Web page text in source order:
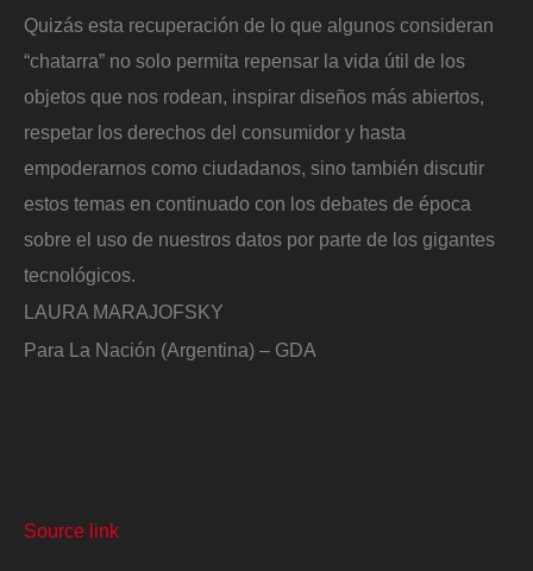
Quizás esta recuperación de lo que algunos consideran
“chatarra” no solo permita repensar la vida útil de los
objetos que nos rodean, inspirar diseños más abiertos,
respetar los derechos del consumidor y hasta
empoderarnos como ciudadanos, sino también discutir
estos temas en continuado con los debates de época
sobre el uso de nuestros datos por parte de los gigantes
tecnológicos.
LAURA MARAJOFSKY
Para La Nación (Argentina) – GDA
Source link